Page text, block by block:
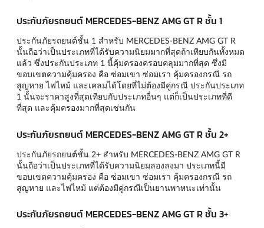
ประกันภัยรถยนต์ MERCEDES-BENZ AMG GT R ชั้น 1
ประกันภัยรถยนต์ชั้น 1 สำหรับ MERCEDES-BENZ AMG GT R
นั้นถือว่าเป็นประเภทที่ได้รับความนิยมมากที่สุดถ้าเทียบกันทั้งหมด
แล้ว ซึ่งประกันประเภท 1 นี้คุ้มครองครอบคลุมมากที่สุด ซึ่งมี
ขอบเขตความคุ้มครอง คือ ซ่อมเขา ซ่อมเรา คุ้มครองกรณี รถ
สูญหาย ไฟไหม้ และเคลมได้โดยที่ไม่ต้องมีคู่กรณี ประกันประเภท
1 นั้นจะราคาสูงที่สุดเทียบกับประเภทอื่นๆ แต่ก็เป็นประเภทที่ดี
ที่สุด และคุ้มครองมากที่สุดเช่นกัน
ประกันภัยรถยนต์ MERCEDES-BENZ AMG GT R ชั้น 2+
ประกันภัยรถยนต์ชั้น 2+ สำหรับ MERCEDES-BENZ AMG GT R
นั้นถือว่าเป็นประเภทที่ได้รับความนิยมลองลงมา ประเภทนี้มี
ขอบเขตความคุ้มครอง คือ ซ่อมเขา ซ่อมเรา คุ้มครองกรณี รถ
สูญหาย และไฟไหม้ แต่ต้องมีคู่กรณีเป็นยานพาหนะเท่านั้น
ประกันภัยรถยนต์ MERCEDES-BENZ AMG GT R ชั้น 3+